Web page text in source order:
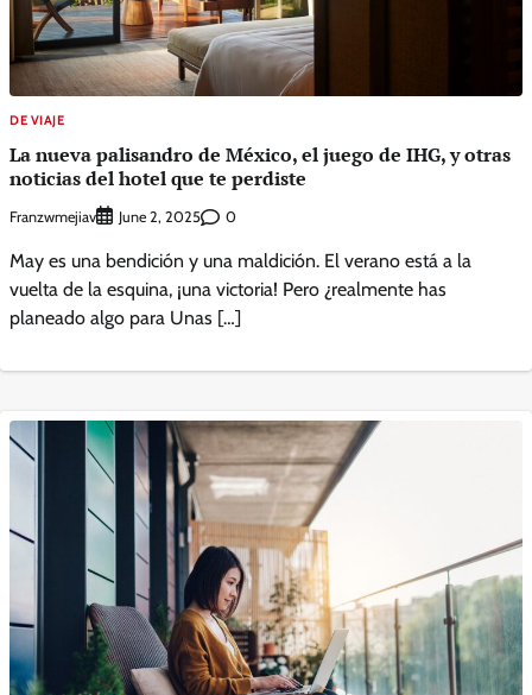
DE VIAJE
La nueva palisandro de México, el juego de IHG, y otras
noticias del hotel que te perdiste
Franzwmejiav June 2, 2025 0
May es una bendición y una maldición. El verano está a la
vuelta de la esquina, ¡una victoria! Pero ¿realmente has
planeado algo para Unas […]